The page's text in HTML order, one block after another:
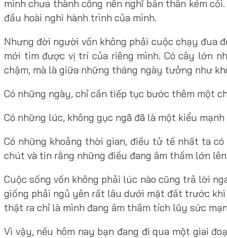
mình chưa thành công nên nghĩ bản thân kém
đầu hoài nghi hành trình của mình.
Nhưng đời người vốn không phải cuộc chạy đua
mới tìm được vị trí của riêng mình. Có cây lớn
chậm, mà là giữa những tháng ngày tưởng như
Có những ngày, chỉ cần tiếp tục bước thêm một
Có những lúc, không gục ngã đã là một kiểu mạnh
Có những khoảng thời gian, điều tử tế nhất ta
chút và tin rằng những điều đang âm thầm lớn
Cuộc sống vốn không phải lúc nào cũng trả lời
giống phải ngủ yên rất lâu dưới mặt đất trước
thật ra chỉ là mình đang âm thầm tích lũy sức
Vì vậy, nếu hôm nay bạn đang đi qua một giai